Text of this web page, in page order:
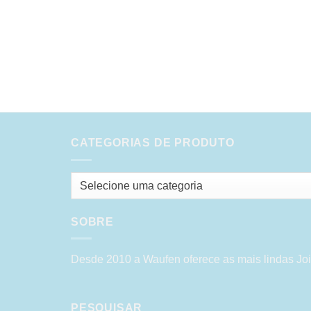
CATEGORIAS DE PRODUTO
Selecione uma categoria
SOBRE
Desde 2010 a Waufen oferece as mais lindas
PESQUISAR